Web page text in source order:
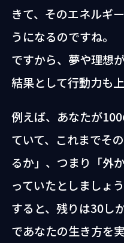
きて、そのエネルギ
うになるのですね。
ですから、夢や理想
結果として行動力も
例えば、あなたが
ていて、これまでそ
るか」、つまり「外
っていたとしましょう
すると、残りは30し
であなたの生き方を